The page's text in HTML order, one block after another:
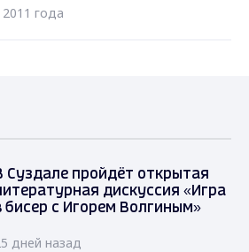
года
Суздале пройдёт открытая
дискуссия «Игра
бисер с Игорем Волгиным»
дней назад